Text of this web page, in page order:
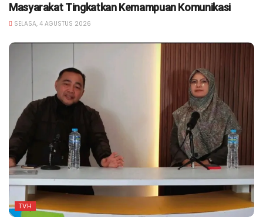
Masyarakat Tingkatkan Kemampuan Komunikasi
SELASA, 4 AGUSTUS 2026
TVH